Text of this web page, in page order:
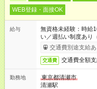
WEB登録・面接OK
給与
無資格未経験：時
い／週払い制度あり
完了次第のお支払い
交通費別途支給あ
交通費 交通費全額
勤務地
東京都清瀬市
清瀬駅